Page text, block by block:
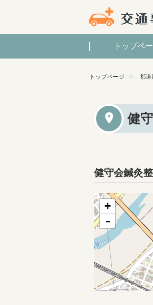
トップペ
トップページ 都道
健
健守会鍼灸
+
-